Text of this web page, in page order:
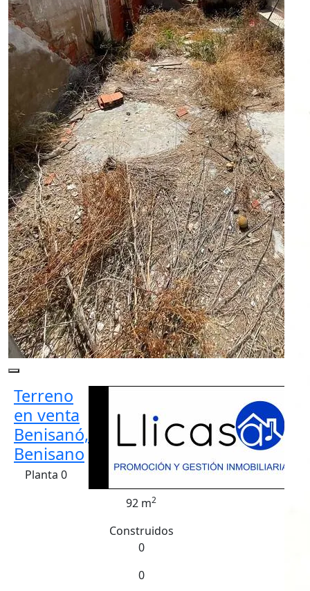
Terreno
en venta
Benisanó,
Benisano
Planta 0
92 m2
Construidos
0
0